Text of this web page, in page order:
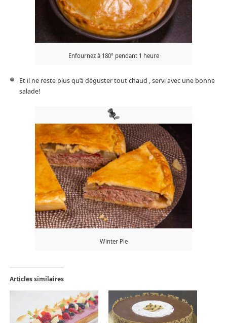
Enfournez à 180° pendant 1 heure
Et il ne reste plus qu’à déguster tout chaud , servi avec une bonne
salade!
Winter Pie
Articles similaires